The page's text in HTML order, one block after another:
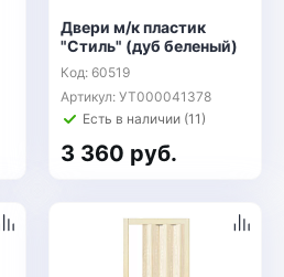
Двери м/к пластик
"Стиль" (дуб беленый)
Код: 60519
Артикул: УТ000041378
Есть в наличии (11)
3 360 руб.